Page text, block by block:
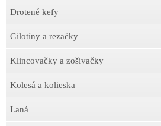
Drotené kefy
Gilotíny a rezačky
Klincovačky a zošivačky
Kolesá a kolieska
Laná